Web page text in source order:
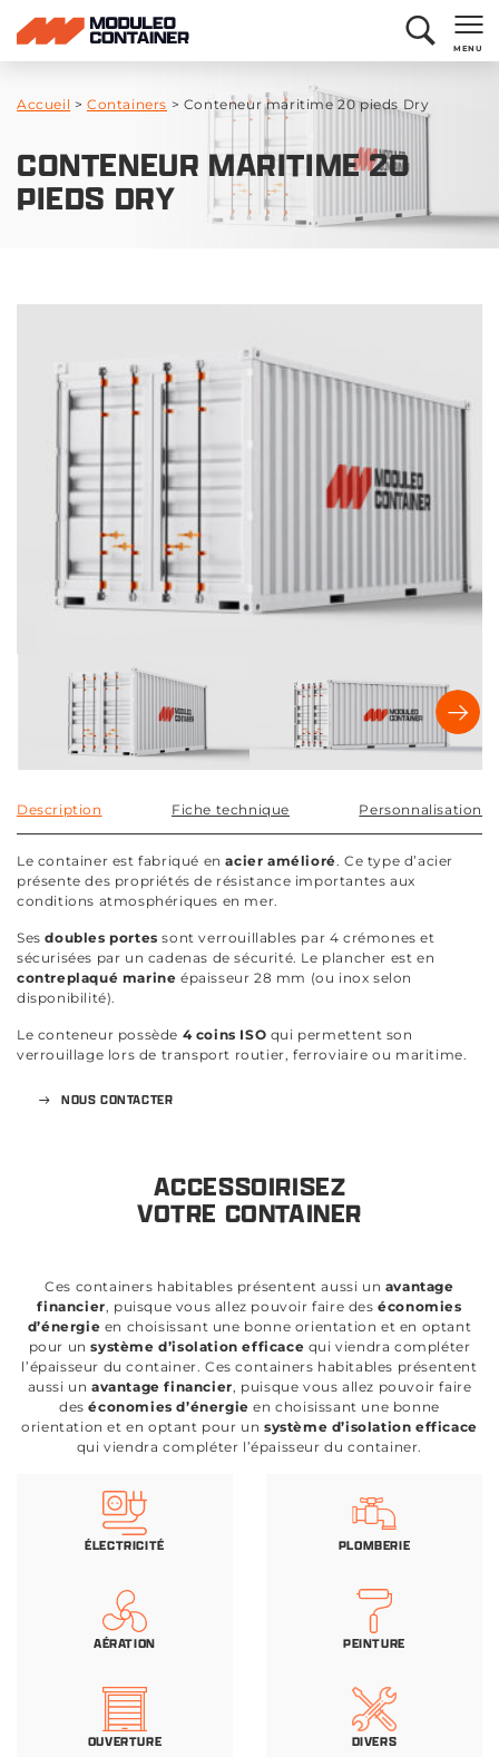
MENU
Accueil >Containers > Conteneur maritime 20 pieds Dry
CONTENEUR MARITIME 20
PIEDS DRY
Description Fiche technique Personnalisation
Le container est fabriqué enacier amélioré. Ce type d’acier
présente des propriétés de résistance importantes aux
conditions atmosphériques en mer.
Sesdoubles portes sont verrouillables par 4 crémones et
sécurisées par un cadenas de sécurité. Le plancher est en
contreplaqué marine épaisseur 28 mm (ou inox selon
disponibilité).
Le conteneur possède 4 coins ISO qui permettent son
verrouillage lors de transport routier, ferroviaire ou maritime.
NOUS CONTACTER
ACCESSOIRISEZ
VOTRE CONTAINER
Ces containers habitables présentent aussi un avantage
financier, puisque vous allez pouvoir faire deséconomies
d’énergie en choisissant une bonne orientation et en optant
pour unsystème d’isolation efficace qui viendra compléter
l’épaisseur du container. Ces containers habitables présentent
aussi unavantage financier, puisque vous allez pouvoir faire
deséconomies d’énergie en choisissant une bonne
orientation et en optant pour un système d’isolation efficace
qui viendra compléter l’épaisseur du container.
ÉLECTRICITÉ PLOMBERIE
AÉRATION PEINTURE
OUVERTURE DIVERS